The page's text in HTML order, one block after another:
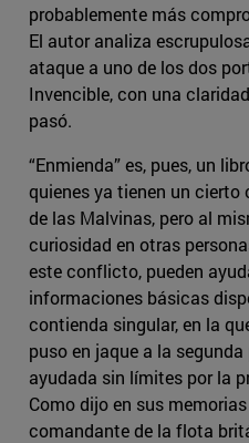
probablemente más
El autor analiza
ataque a uno de los dos
Invencible, con una
pasó.
“Enmienda” es, pues, un
quienes ya tienen un cierto
de las Malvinas, pero al
curiosidad en otras
este conflicto, pueden
informaciones básicas
contienda singular, en la
puso en jaque a la
ayudada sin límites por la
Como dijo en sus
comandante de la flota